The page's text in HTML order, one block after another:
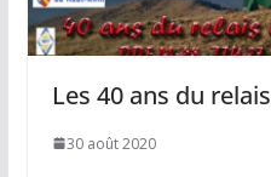
Les 40 ans du relais
30 août 2020